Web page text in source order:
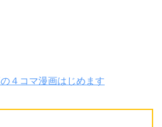
４コマ漫画はじめます